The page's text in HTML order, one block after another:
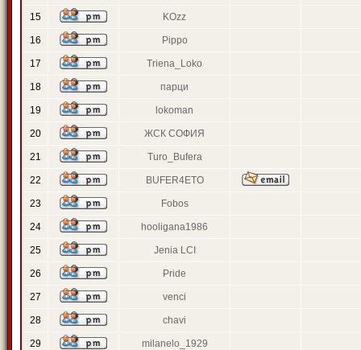
15 KOzz
16 Pippo
17 Triena_Loko
18 парци
19 lokoman
20 ЖСК СОФИЯ
21 Turo_Bufera
22 BUFER4ETO
23 Fobos
24 hooligana1986
25 Jenia LCI
26 Pride
27 venci
28 chavi
29 milanelo_1929